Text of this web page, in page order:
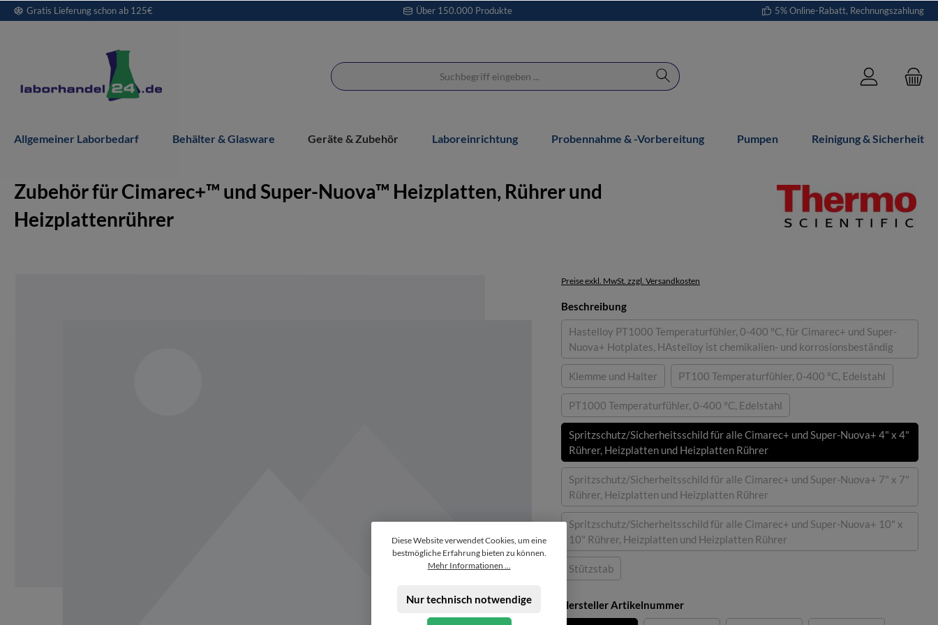
Zur Hauptnavigation springen
Gratis Lieferung schon ab 125€ Über 150.000 Produkte 5% Online-Rabatt, Rechnungszahlung
Allgemeiner Laborbedarf Behälter & Glasware Geräte & Zubehör Laboreinrichtung Probennahme & -vorbereitung Pumpen Reinigung & Sicherheit
Zubehör für Cimarec+™ und Super-Nuova™ Heizplatten, Rührer und
Heizplattenrührer
Preise exkl. MwSt. zzgl. Versandkosten
Beschreibungauswählen
Hastelloy PT1000 Temperaturfühler, 0-400 °C, für Cimarec+ und Super-
Nuova+ Hotplates, HAstelloy ist chemikalien- und korrosionsbeständig
(Diese Option ist zurzeit nicht verfügbar.)
Klemme und Halter(Diese Option ist zurzeit nicht verfügbar.)
PT100 Temperaturfühler, 0-400 °C, Edelstahl
(Diese Option ist zurzeit nicht
PT1000 Temperaturfühler, 0-400 °C, Edelstahl
(Diese Option ist zurzeit nicht verfügbar.)
Spritzschutz/Sicherheitsschild für alle Cimarec+ und Super-Nuova+ 4" x 4"
Rührer, Heizplatten und Heizplatten Rührer
Spritzschutz/Sicherheitsschild für alle Cimarec+ und Super-Nuova+ 7" x 7"
Rührer, Heizplatten und Heizplatten Rührer(Diese Option ist zurzeit nicht verfügbar.)
Spritzschutz/Sicherheitsschild für alle Cimarec+ und Super-Nuova+ 10" x
10" Rührer, Heizplatten und Heizplatten Rührer(Diese Option ist zurzeit nicht verfügbar.)
Stützstab(Diese Option ist zurzeit nicht verfügbar.)
Hersteller Artikelnummerauswählen
Diese Website verwendet Cookies, um eine
bestmögliche Erfahrung bieten zu können.
Mehr Informationen ...
Nur technisch notwendige